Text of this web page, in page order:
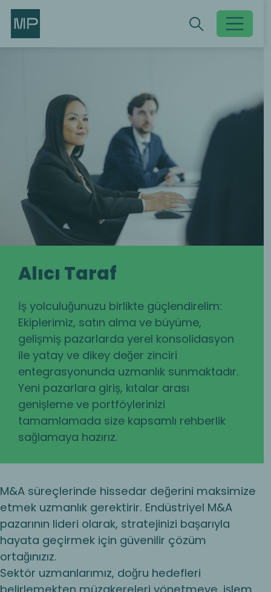
Toggle
Search Search
Alıcı Taraf
İş yolculuğunuzu birlikte güçlendirelim:
Ekiplerimiz, satın alma ve büyüme,
gelişmiş pazarlarda yerel konsolidasyon
ile yatay ve dikey değer zinciri
entegrasyonunda uzmanlık sunmaktadır.
Yeni pazarlara giriş, kıtalar arası
genişleme ve portföylerinizi
tamamlamada size kapsamlı rehberlik
sağlamaya hazırız.
M&A süreçlerinde hissedar değerini maksimize
etmek uzmanlık gerektirir. Endüstriyel M&A
pazarının lideri olarak, stratejinizi başarıyla
hayata geçirmek için güvenilir çözüm
ortağınızız.
Sektör uzmanlarımız, doğru hedefleri